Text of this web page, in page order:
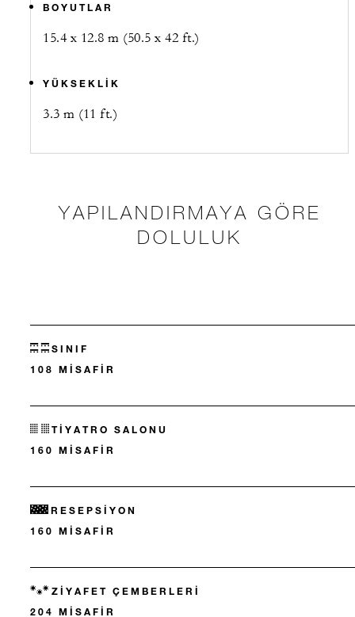
BOYUTLAR
15.4 x 12.8 m (50.5 x 42 ft.)
YÜKSEKLIK
3.3 m (11 ft.)
YAPILANDIRMAYA GÖRE
DOLULUK
SINIF
108 MISAFIR
TIYATRO SALONU
160 MISAFIR
RESEPSIYON
160 MISAFIR
ZIYAFET ÇEMBERLERI
204 MISAFIR